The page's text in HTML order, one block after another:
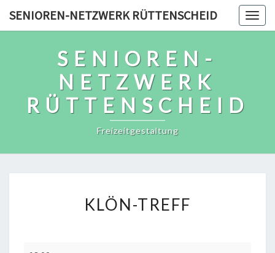
SENIOREN-NETZWERK RÜTTENSCHEID
SENIOREN-
NETZWERK
RÜTTENSCHEID
Freizeitgestaltung
TREFF
KLÖN-TREFF
Klön-